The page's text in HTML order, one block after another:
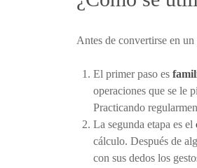
Antes de convertirse en
El primer paso es
operaciones que se le
Practicando
La segunda etapa es el
cálculo. Después de
con sus dedos los